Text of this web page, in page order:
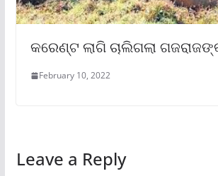
କରେଣ୍ଟ ଲାଗି ଚାଲିଗଲା
February 10, 2022
Leave a Reply